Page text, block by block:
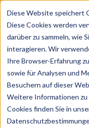
Diese Website speichert
Diese Cookies werden
darüber zu sammeln, wie
interagieren. Wir
Ihre Browser-Erfahrung
sowie für Analysen und
Besuchern auf dieser
Weitere Informationen
Cookies finden Sie in
Features
Solutions
BlogCharts